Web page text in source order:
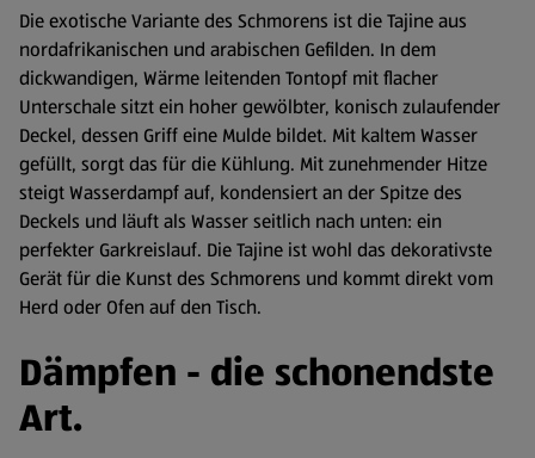
Die exotische Variante des Schmorens ist die Tajine aus
nordafrikanischen und arabischen Gefilden. In dem
dickwandigen, Wärme leitenden Tontopf mit flacher
Unterschale sitzt ein hoher gewölbter, konisch zulaufender
Deckel, dessen Griff eine Mulde bildet. Mit kaltem Wasser
gefüllt, sorgt das für die Kühlung. Mit zunehmender Hitze
steigt Wasserdampf auf, kondensiert an der Spitze des
Deckels und läuft als Wasser seitlich nach unten: ein
perfekter Garkreislauf. Die Tajine ist wohl das dekorativste
Gerät für die Kunst des Schmorens und kommt direkt vom
Herd oder Ofen auf den Tisch.
Dämpfen - die schonendste
Art.